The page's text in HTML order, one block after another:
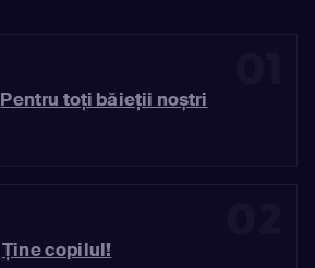
Pentru toți băieții noștri
Ține copilul!